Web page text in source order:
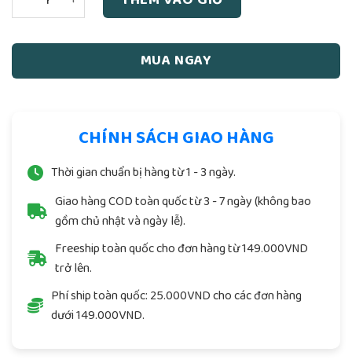
MUA NGAY
CHÍNH SÁCH GIAO HÀNG
Thời gian chuẩn bị hàng từ 1 - 3 ngày.
Giao hàng COD toàn quốc từ 3 - 7 ngày (không bao
gồm chủ nhật và ngày lễ).
Freeship toàn quốc cho đơn hàng từ 149.000VND
trở lên.
Phí ship toàn quốc: 25.000VND cho các đơn hàng
dưới 149.000VND.